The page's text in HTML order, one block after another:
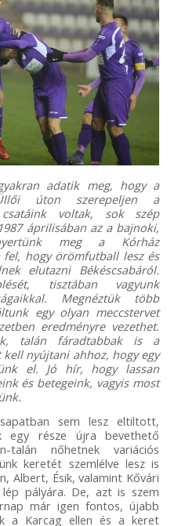
adatik meg, hogy a
úton szerepeljen a
csatáink voltak, sok szép
áprilisában az a bajnoki,
meg a Kórház
hogy örömfutball lesz és
elutazni Békéscsabáról.
tisztában vagyunk
Megnéztük több
egy olyan meccstervet
eredményre vezethet.
talán fáradtabbak is a
nyújtani ahhoz, hogy egy
el. Jó hír, hogy lassan
és betegeink, vagyis most
sem lesz eltiltott,
egy része újra bevethető
nőhetnek variációs
keretét szemlélve lesz is
Albert, Ésik, valamint Kővári
pályára. De, azt is szem
már igen fontos, újabb
a Karcag ellen és a keret